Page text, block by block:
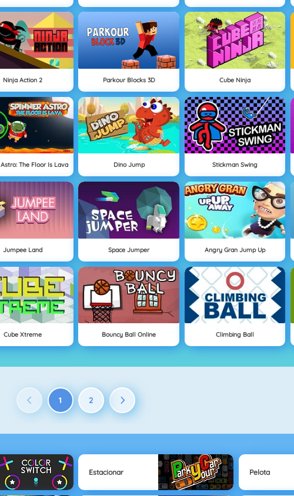
Ninja Action 2 Parkour Blocks 3D Cube Ninja
The Floor Is Lava Dino Jump Stickman Swing
Jumpee Land Space Jumper Angry Gran Jump Up
Cube Xtreme Bouncy Ball Online Climbing Ball
1 2
Estacionar Pelota